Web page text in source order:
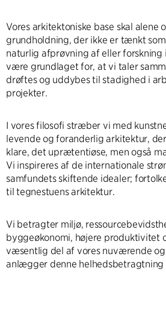
Vores arkitektoniske base skal alene
grundholdning, der ikke er tænkt
naturlig afprøvning af eller forskning
være grundlaget for, at vi taler
drøftes og uddybes til stadighed i
projekter.
I vores filosofi stræber vi med
levende og foranderlig arkitektur,
klare, det uprætentiøse, men også
Vi inspireres af de internationale
samfundets skiftende idealer;
til tegnestuens arkitektur.
Vi betragter miljø,
byggeøkonomi, højere produktivitet
væsentlig del af vores nuværende
anlægger denne helhedsbetragtning